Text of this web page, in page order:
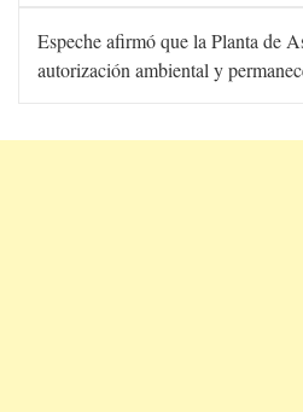
Espeche afirmó que la Planta de
autorización ambiental y